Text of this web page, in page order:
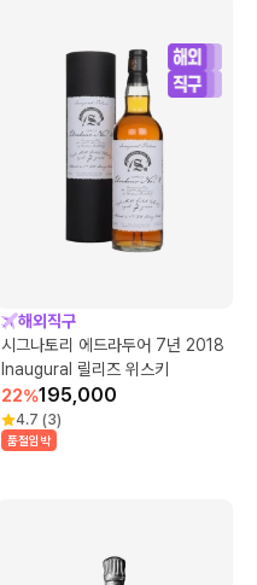
해외직구
시그나토리 에드라두어 7년 2018
Inaugural 릴리즈 위스키
22%195,000
4.7 (3)
품절임박